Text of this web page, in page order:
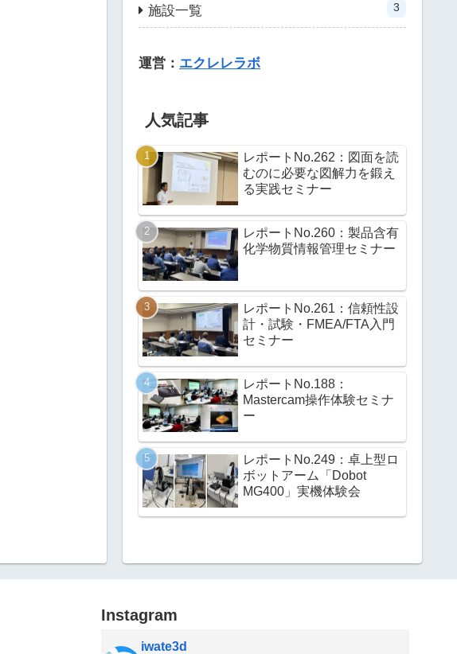
施設一覧 3
運営： エクレレラボ
人気記事
レポートNo.262：図面を読
むのに必要な図解力を鍛え
る実践セミナー
レポートNo.260：製品含有
化学物質情報管理セミナー
レポートNo.261：信頼性設
計・試験・FMEA/FTA入門
セミナー
レポートNo.188：
Mastercam操作体験セミナ
ー
レポートNo.249：卓上型ロ
ボットアーム「Dobot
MG400」実機体験会
Instagram
iwate3d